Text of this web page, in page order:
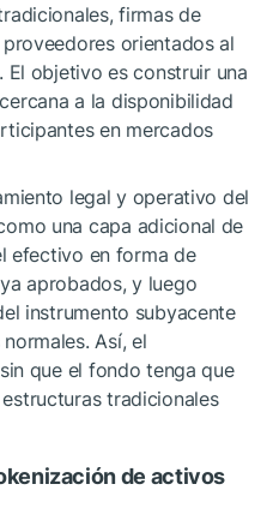
firmas de
orientados al
objetivo es construir una
a la disponibilidad
en mercados
legal y operativo del
una capa adicional de
efectivo en forma de
aprobados, y luego
instrumento subyacente
Así, el
que el fondo tenga que
tradicionales
de activos